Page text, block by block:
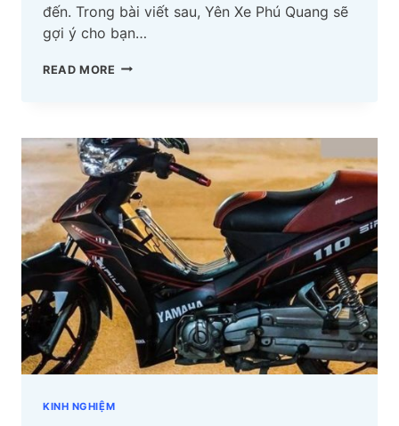
đến. Trong bài viết sau, Yên Xe Phú Quang sẽ
gợi ý cho bạn…
READ MORE NHỮNG
ĐỘ
ĐẸP
NHẤT
NĂM
2023
KINH NGHIỆM